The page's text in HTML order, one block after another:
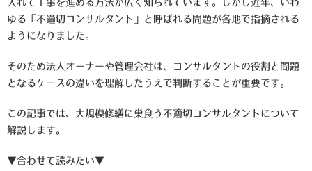
ゆる「不適切コンサルタント」と呼ばれる問題が各地で指摘される
ようになりました。
そのため法人オーナーや管理会社は、コンサルタントの役割と問題
となるケースの違いを理解したうえで判断することが重要です。
この記事では、大規模修繕に巣食う不適切コンサルタントについて
解説します。
▼合わせて読みたい▼